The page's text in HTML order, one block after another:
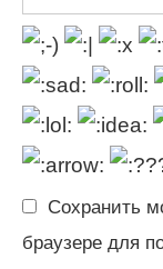
Сохранить
браузере для